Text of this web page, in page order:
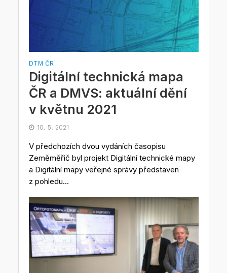
DTM ČR
Digitální technická mapa
ČR a DMVS: aktuální dění
v květnu 2021
10. 5. 2021
V předchozích dvou vydáních časopisu
Zeměměřič byl projekt Digitální technické mapy
a Digitální mapy veřejné správy představen
z pohledu...